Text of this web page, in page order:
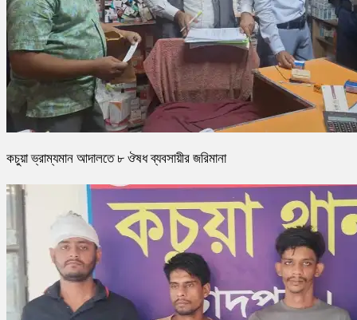
কচুয়া ভ্রাম্যমান আদালতে ৮ ঔষধ ব্যবসায়ীর জরিমানা